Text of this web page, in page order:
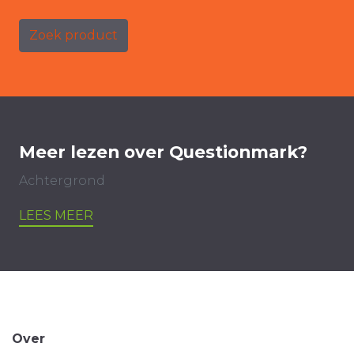
Zoek product
Meer lezen over Questionmark?
Achtergrond
LEES MEER
Over